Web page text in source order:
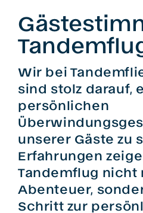
Wir bei
sind stolz darauf,
persönlichen
unserer Gäste zu
Erfahrungen
Tandemflug nicht
Abenteuer,
Schritt zur